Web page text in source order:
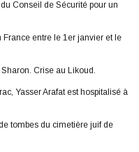
Conseil de Sécurité pour un
entre le 1er janvier et le
Crise au Likoud.
Yasser Arafat est hospitalisé à
tombes du cimetière juif de